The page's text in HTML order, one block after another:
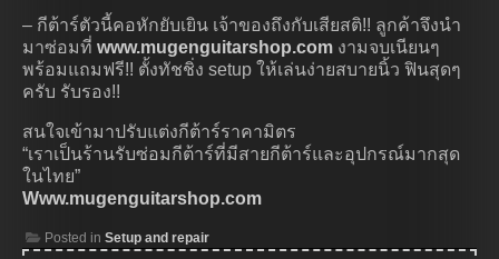
– กีต้าร์ตัวนี้คอหักยับเยิน เจ้าของถึงกับเสียสติ!! ลูกค้าจึงนำ
มาซ่อมที่ www.mugenguitarshop.com งามจบเนียนๆ
พร้อมแถมฟรี!! ตั้งทัชชิ่ง setup ให้เล่นง่ายสบายนิ้ว ฟินสุดๆ
ครับ รับรอง!!
สนใจเข้ามาปรับแต่งกีต้าร์ราคามิตร
“เราเป็นร้านรับซ่อมกีต้าร์ที่มีสายกีต้าร์และอุปกรณ์มากสุด
ในไทย”
Www.mugenguitarshop.com
Posted in Setup and repair